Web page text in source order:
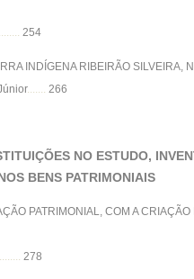
254
INDÍGENA RIBEIRÃO SILVEIRA,
....... 266
NO ESTUDO,
BENS PATRIMONIAIS
PATRIMONIAL, COM A
278